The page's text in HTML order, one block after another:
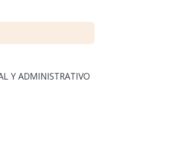
Y ADMINISTRATIVO